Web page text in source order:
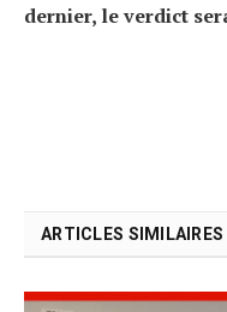
dernier, le verdict
ARTICLES SIMILAIRES